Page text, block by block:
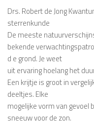
Drs. Robert de Jong
sterrenkunde
De meeste
bekende
d e grond. Je weet
uit ervaring hoelang het
Een krijtje is groot in
deeltjes. Elke
mogelijke vorm van gevoel
sneeuw voor de zon.